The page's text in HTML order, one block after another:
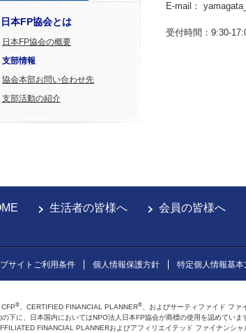
日本FP協会とは
日本FP協会の概要
支部情報
協会本部お問い合わせ先
支部活動の紹介
E-mail：
受付時間：9:30-
生活者の皆様へ 会員の皆様へ
サイトご利用条件 個人情報保護方針 特定個人情報基本
CFP® 、CERTIFIED FINANCIAL PLANNER® 、およびサーティファイド ファ
の下に、日本国内においてはNPO法人日本FP協会が商標の使用を認めていま
FINANCIAL PLANNERおよびアフィリエイテッド ファイナンシ